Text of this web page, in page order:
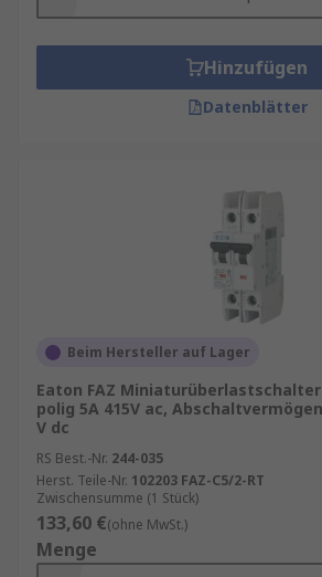
Hinzufügen
Datenblätter
Beim Hersteller auf Lager
Eaton FAZ Miniaturüberlastschalter
polig 5A 415V ac,
V dc
RS Best.-Nr. 244-035
Herst. Teile-Nr. 102203 FAZ-C5/2-RT
Zwischensumme (1 Stück)
133,60 €(ohne MwSt.)
Menge